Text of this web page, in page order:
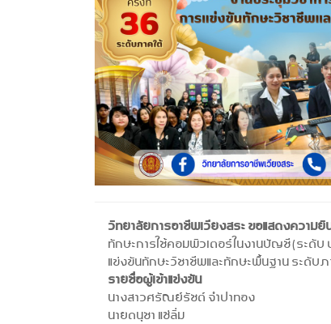
วิทยาลัยการอาชีพเวียงสระ ขอแสดงความ
ทักษะการใช้คอมพิวเตอร์ในงานบัญชี (ระดับ
แข่งขันทักษะวิชาชีพและทักษะพื้นฐาน ระดับ
รายชื่อผู้เข้าแข่งขัน
นางสาวศรัณย์รัชต์ จำปาทอง
นายดนุชา แซ่ลิ่ม